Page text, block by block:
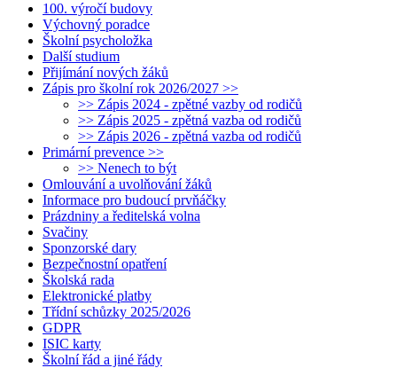
100. výročí budovy
Výchovný poradce
Školní psycholožka
Další studium
Přijímání nových žáků
Zápis pro školní rok 2026/2027 >>
>> Zápis 2024 - zpětné vazby od rodičů
>> Zápis 2025 - zpětná vazba od rodičů
>> Zápis 2026 - zpětná vazba od rodičů
Primární prevence >>
>> Nenech to být
Omlouvání a uvolňování žáků
Informace pro budoucí prvňáčky
Prázdniny a ředitelská volna
Svačiny
Sponzorské dary
Bezpečnostní opatření
Školská rada
Elektronické platby
Třídní schůzky 2025/2026
GDPR
ISIC karty
Školní řád a jiné řády